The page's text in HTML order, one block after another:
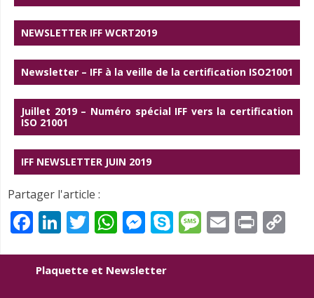
NEWSLETTER IFF WCRT2019
Newsletter – IFF à la veille de la certification ISO21001
Juillet 2019 – Numéro spécial IFF vers la certification
ISO 21001
IFF NEWSLETTER JUIN 2019
Partager l'article :
Facebook
LinkedIn
Twitter
WhatsApp
Messenger
SkypeMessage
Email
Print
Plaquette et Newsletter